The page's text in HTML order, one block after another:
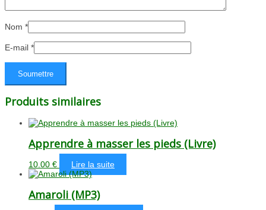
Nom *
E-mail *
Produits similaires
Apprendre à masser les pieds (Livre)
10.00 € Lire la suite
Amaroli (MP3)